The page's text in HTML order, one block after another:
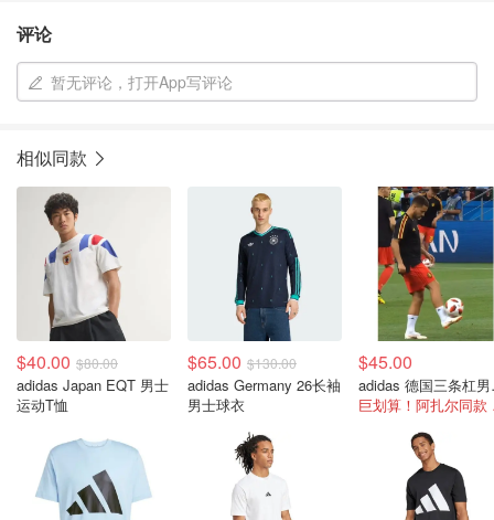
评论
暂无评论，打开App写评论
相似同款
$40.00 $80.00
adidas Japan EQT 男士
运动T恤
$65.00 $130.00
adidas Germany 26长袖
男士球衣
$45.00